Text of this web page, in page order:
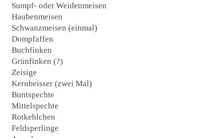
Sumpf- oder Weidenmeisen
Haubenmeisen
Schwanzmeisen (einmal)
Dompfaffen
Buchfinken
Grünfinken (?)
Zeisige
Kernbeisser (zwei Mal)
Buntspechte
Mittelspechte
Rotkehlchen
Feldsperlinge